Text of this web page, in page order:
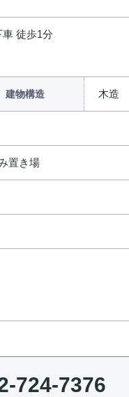
車 徒歩1分
建物構造 木造
置き場
724-7376